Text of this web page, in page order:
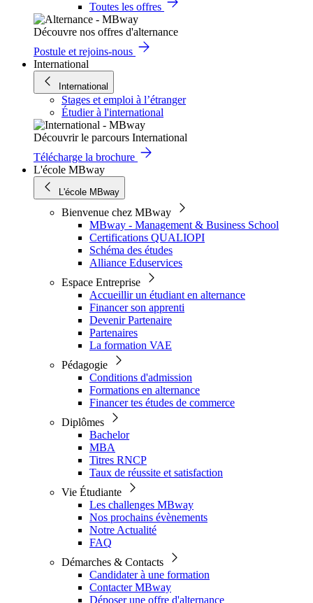
Toutes les offres
Découvre nos offres d'alternance
Postule et rejoins-nous
International
International
Stages et emploi à l’étranger
Étudier à l'international
Découvrir le parcours International
Télécharge la brochure
L'école MBway
L'école MBway
Bienvenue chez MBway
MBway - Management & Business School
Certifications QUALIOPI
Schéma des études
Alliance Eduservices
Espace Entreprise
Accueillir un étudiant en alternance
Financer son apprenti
Devenir Partenaire
Partenaires
La formation VAE
Pédagogie
Conditions d'admission
Formations en alternance
Financer tes études de commerce
Diplômes
Bachelor
MBA
Titres RNCP
Taux de réussite et satisfaction
Vie Étudiante
Les challenges MBway
Nos prochains évènements
Notre Actualité
FAQ
Démarches & Contacts
Candidater à une formation
Contacter MBway
Déposer une offre d'alternance